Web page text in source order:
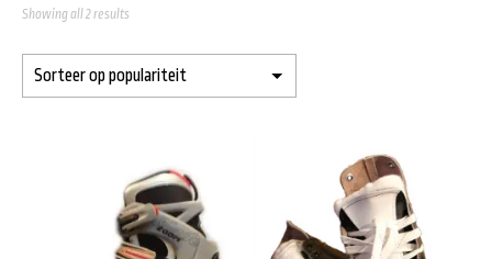
Showing all 2 results